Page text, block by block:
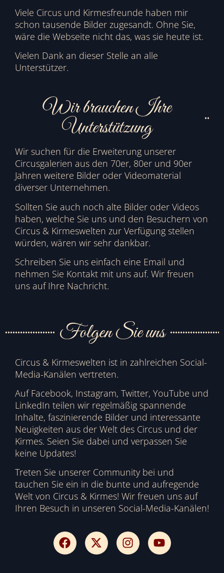
Viele Circus und Kirmesfreunde haben mir
schon tausende Bilder zugesandt. Ohne Sie,
wäre die Webseite nicht das, was sie heute ist.
Vielen Dank an dieser Stelle an alle
Unterstützer.
Wir brauchen Ihre
Unterstützung
Wir suchen für die Erweiterung unserer
Circusgalerien aus den 70er, 80er und 90er
Jahren weitere Bilder oder Videomaterial
diverser Unternehmen.
Sollten Sie auch noch alte Bilder oder Videos
haben, welche Sie uns und den Besuchern von
Circus & Kirmeswelten zur Verfügung stellen
würden, wären wir sehr dankbar.
Schreiben Sie uns einfach eine Email und
nehmen Sie Kontakt mit uns auf. Wir freuen
uns auf Ihre Nachricht.
Folgen Sie uns
Circus & Kirmeswelten ist in zahlreichen Social-
Media-Kanälen vertreten.
Auf Facebook, Instagram, Twitter, YouTube und
LinkedIn teilen wir regelmäßig spannende
Inhalte, faszinierende Bilder und interessante
Neuigkeiten aus der Welt des Circus und der
Kirmes. Seien Sie dabei und verpassen Sie
keine Updates!
Treten Sie unserer Community bei und
tauchen Sie ein in die bunte und aufregende
Welt von Circus & Kirmes! Wir freuen uns auf
Ihren Besuch in unseren Social-Media-Kanälen!